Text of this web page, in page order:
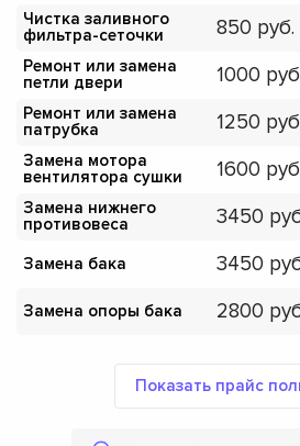
Чистка заливного
фильтра-сеточки
850
Ремонт или замена
петли двери
1000
Ремонт или замена
патрубка
1250
Замена мотора
вентилятора сушки
1600
Замена нижнего
противовеса
3450
Замена бака 3450
Замена опоры бака 2800
Показать прайс